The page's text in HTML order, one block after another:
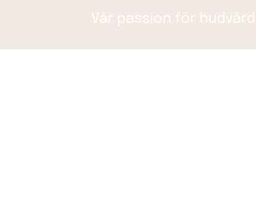
Vår passion för